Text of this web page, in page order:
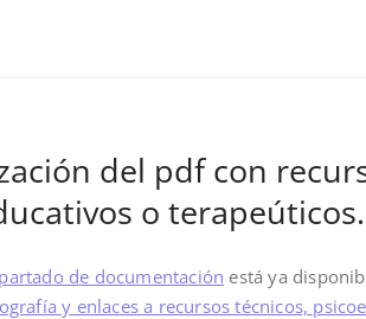
del pdf con
o terapeúticos.
de documentación está ya
y enlaces a recursos técnicos,